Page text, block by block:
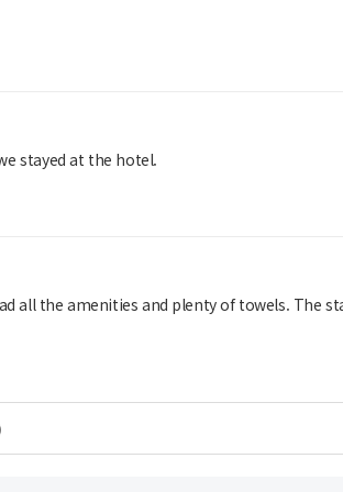
stayed at the hotel.
all the amenities and plenty of towels. The